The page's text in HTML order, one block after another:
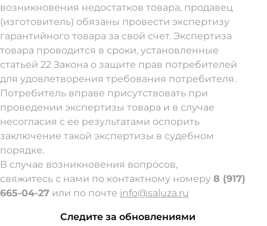
возникновения недостатков товара, продавец
(изготовитель) обязаны провести экспертизу
гарантийного товара за свой счет. Экспертиза
товара проводится в сроки, установленные
статьей 22 Закона о защите прав потребителей
для удовлетворения требования потребителя.
Потребитель вправе присутствовать при
проведении экспертизы товара и в случае
несогласия с ее результатами оспорить
заключение такой экспертизы в судебном
порядке.
В случае возникновения вопросов,
свяжитесь с нами по контактному номеру 8 (917)
665-04-27 или по почте info@saluza.ru
Следите за обновлениями